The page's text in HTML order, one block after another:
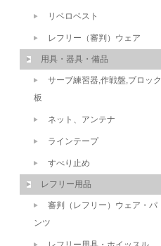
リベロベスト
レフリー（審判）ウェア
用具・器具・備品
サーブ練習器,作戦盤,ブロック
板
ネット、アンテナ
ラインテープ
すべり止め
レフリー用品
審判（レフリー）ウェア・パ
ンツ